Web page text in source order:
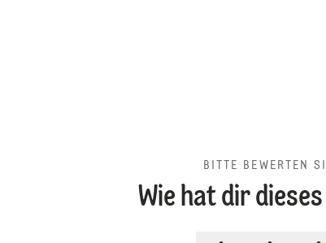
BITTE BEWERTEN
Wie hat dir